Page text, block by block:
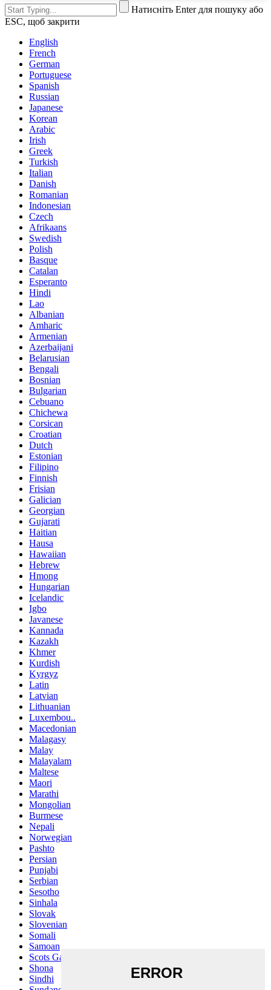
Натисніть Enter для пошуку або
ESC, щоб закрити
English
French
German
Portuguese
Spanish
Russian
Japanese
Korean
Arabic
Irish
Greek
Turkish
Italian
Danish
Romanian
Indonesian
Czech
Afrikaans
Swedish
Polish
Basque
Catalan
Esperanto
Hindi
Lao
Albanian
Amharic
Armenian
Azerbaijani
Belarusian
Bengali
Bosnian
Bulgarian
Cebuano
Chichewa
Corsican
Croatian
Dutch
Estonian
Filipino
Finnish
Frisian
Galician
Georgian
Gujarati
Haitian
Hausa
Hawaiian
Hebrew
Hmong
Hungarian
Icelandic
Igbo
Javanese
Kannada
Kazakh
Khmer
Kurdish
Kyrgyz
Latin
Latvian
Lithuanian
Luxembou..
Macedonian
Malagasy
Malay
Malayalam
Maltese
Maori
Marathi
Mongolian
Burmese
Nepali
Norwegian
Pashto
Persian
Punjabi
Serbian
Sesotho
Sinhala
Slovak
Slovenian
Somali
Samoan
Scots Gaelic
Shona
Sindhi